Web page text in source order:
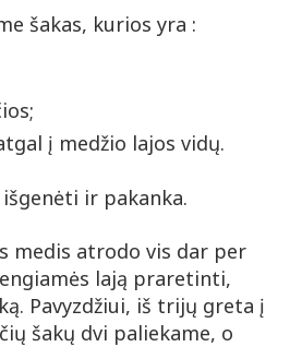
šakas, kurios yra :
į medžio lajos vidų.
ir pakanka.
medis atrodo vis dar per
lają praretinti,
Pavyzdžiui, iš trijų greta į
šakų dvi paliekame, o